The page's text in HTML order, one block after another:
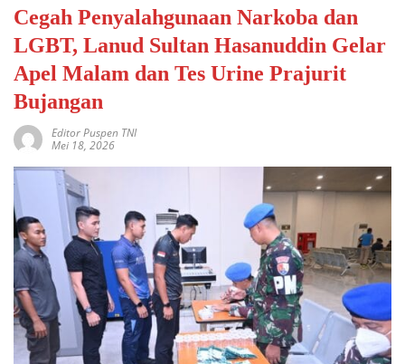
Cegah Penyalahgunaan Narkoba dan
LGBT, Lanud Sultan Hasanuddin Gelar
Apel Malam dan Tes Urine Prajurit
Bujangan
Editor Puspen TNI
Mei 18, 2026